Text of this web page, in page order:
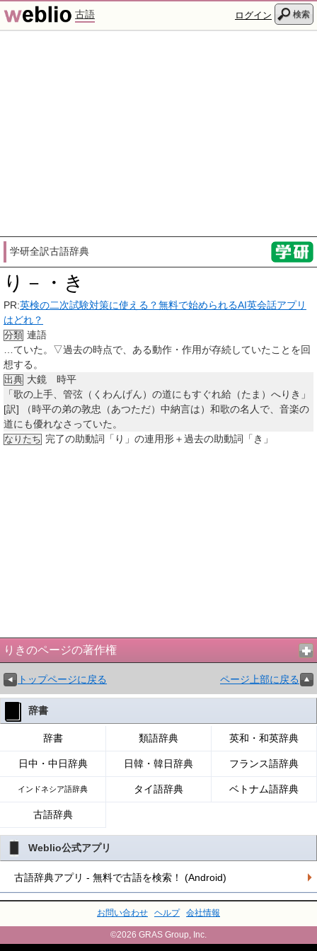
古語 ログイン 検索
学研全訳古語辞典
り－・き
PR:英検の二次試験対策に使える？無料で始められるAI英会話アプリ
はどれ？
分類 連語
…ていた。▽過去の時点で、ある動作・作用が存続していたことを回
想する。
出典 大鏡 時平
「歌の上手、管弦（くわんげん）の道にもすぐれ給（たま）へりき」
[訳] （時平の弟の敦忠（あつただ）中納言は）和歌の名人で、音楽の
道にも優れなさっていた。
なりたち 完了の助動詞「り」の連用形＋過去の助動詞「き」
りきのページの著作権
トップページに戻る ページ上部に戻る
辞書
辞書 類語辞典 英和・和英辞典
日中・中日辞典 日韓・韓日辞典 フランス語辞典
インドネシア語辞典 タイ語辞典 ベトナム語辞典
古語辞典
Weblio公式アプリ
古語辞典アプリ - 無料で古語を検索！ (Android)
お問い合わせ ヘルプ 会社情報
©2026 GRAS Group, Inc.